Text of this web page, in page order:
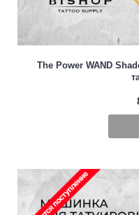
The Power WAND